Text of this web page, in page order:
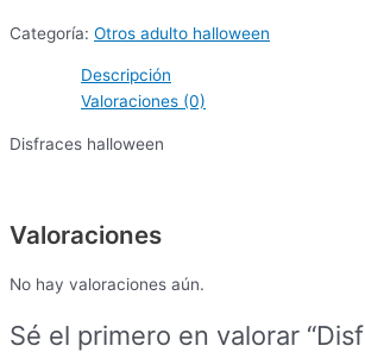
Categoría: Otros adulto halloween
Descripción
Valoraciones (0)
Disfraces halloween
Valoraciones
No hay valoraciones aún.
Sé el primero en valorar